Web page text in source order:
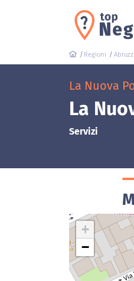
Regioni
La Nuova
La
Servizi
+
−